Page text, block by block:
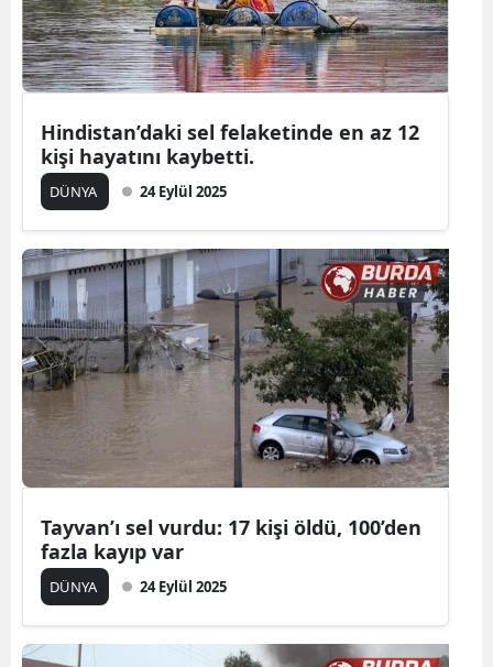
Hindistan’daki sel felaketinde en az 12
kişi hayatını kaybetti.
DÜNYA 24 Eylül 2025
Tayvan’ı sel vurdu: 17 kişi öldü, 100’den
fazla kayıp var
DÜNYA 24 Eylül 2025